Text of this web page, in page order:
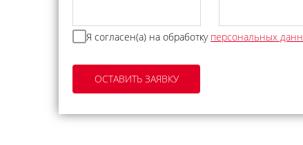
Я согласен(а) на обработку персональных